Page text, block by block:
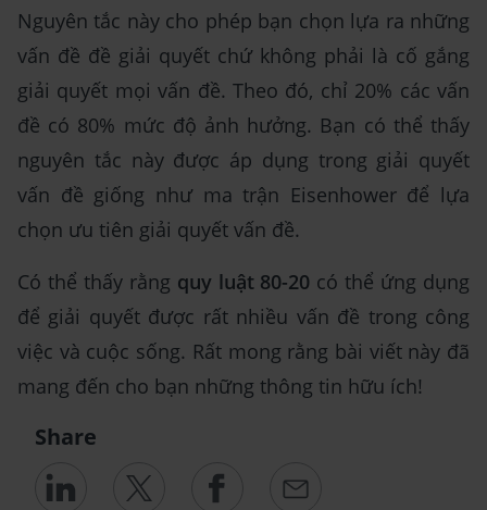
Nguyên tắc này cho phép bạn chọn lựa ra những
vấn đề đề giải quyết chứ không phải là cố gắng
giải quyết mọi vấn đề. Theo đó, chỉ 20% các vấn
đề có 80% mức độ ảnh hưởng. Bạn có thể thấy
nguyên tắc này được áp dụng trong giải quyết
vấn đề giống như ma trận Eisenhower để lựa
chọn ưu tiên giải quyết vấn đề.
Có thể thấy rằng quy luật 80-20 có thể ứng dụng
để giải quyết được rất nhiều vấn đề trong công
việc và cuộc sống. Rất mong rằng bài viết này đã
mang đến cho bạn những thông tin hữu ích!
Share